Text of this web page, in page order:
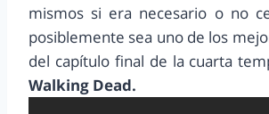
mismos si era necesario o no
posiblemente sea uno de los
del capítulo final de la cuarta
Walking Dead.